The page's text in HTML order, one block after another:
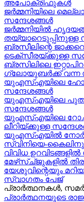
അപോക്രിഫുകള്‍
ജർമ്മനിയിലെ
സന്ദേശങ്ങൾ
ജർമ്മനിയിൽ
തയ്യാറെടുപ്പിനുള്ള
ബ്രസീലിന്റെ
ടെക്സീരയ്ക്കുള്ള
ബ്രസിലിലെ
ഗ്ലോയുബർക്ക് വന്ന
യുഎസ്എയിലെ ഹോളി
സന്ദേശങ്ങൾ
യുഎസ്എയിലെ
സന്ദേശങ്ങള്‍
യുഎസ്എയിലെ
ലീറിയ്ക്കുള്ള
യുഎസ്എയിൽ
സ്വിനിയെ-കൈലിനു
വിവിധ
മേഴ്‍സ്ച്ജുകളിൽ
യേശുവിന്റെയും
സ്വാഗതം പേജ്
പ്രാർത്ഥനകൾ,
പ്രാർത്ഥനയുടെ